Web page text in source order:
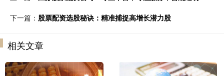
下一篇： 股票配资选股秘诀：精准捕捉高增长潜力股
相关文章